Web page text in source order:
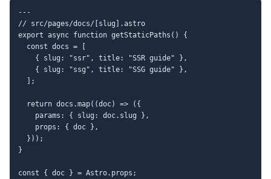
---
// src/pages/docs/[slug].astro
export async function getStaticPaths() {
  const docs = [
    { slug: "ssr", title: "SSR guide" },
    { slug: "ssg", title: "SSG guide" },
  ];
  return docs.map((doc) => ({
    params: { slug: doc.slug },
    props: { doc },
  }));
}
const { doc } = Astro.props;